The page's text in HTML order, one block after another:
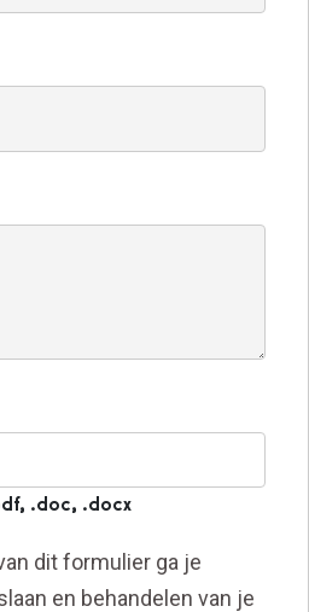
.doc, .docx
dit formulier ga je
en behandelen van je